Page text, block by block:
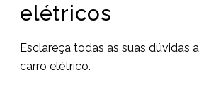
elétricos
Esclareça todas as suas dúvidas
carro elétrico.